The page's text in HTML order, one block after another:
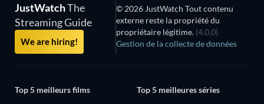
JustWatchThe
Streaming Guide
We are hiring!
© 2026 JustWatch Tout contenu
externe reste la propriété du
propriétaire légitime. (4.0.0)
Gestion de la collecte de données
Top 5 meilleurs films
Top 5 meilleures séries